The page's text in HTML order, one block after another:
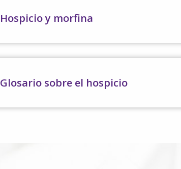
Hospicio y morfina
Glosario sobre el hospicio